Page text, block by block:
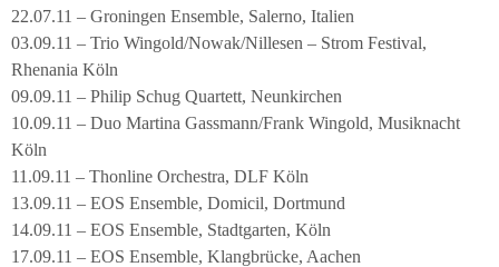
22.07.11 – Groningen Ensemble, Salerno, Italien
03.09.11 – Trio Wingold/Nowak/Nillesen – Strom Festival,
Rhenania Köln
09.09.11 – Philip Schug Quartett, Neunkirchen
10.09.11 – Duo Martina Gassmann/Frank Wingold, Musiknacht
Köln
11.09.11 – Thonline Orchestra, DLF Köln
13.09.11 – EOS Ensemble, Domicil, Dortmund
14.09.11 – EOS Ensemble, Stadtgarten, Köln
17.09.11 – EOS Ensemble, Klangbrücke, Aachen